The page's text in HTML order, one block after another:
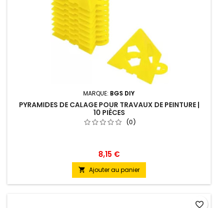
MARQUE: BGS DIY
PYRAMIDES DE CALAGE POUR TRAVAUX DE PEINTURE |
10 PIÈCES
(0)
8,15 €
 Ajouter au panier
favorite_border